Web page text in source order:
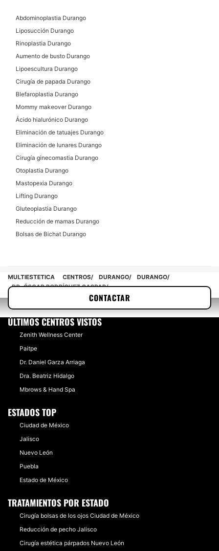
Abdominoplastia Durango
Liposucción Durango
Rinoplastia Durango
Aumento de busto Durango
Lipoescultura Durango
Cirugía de papada Durango
Blefaroplastia Durango
Mommy makeover Durango
Ácido hialurónico Durango
Eliminación de tatuajes Durango
Eliminación de lunares Durango
Cirugía ginecomastia Durango
Otoplastia Durango
Mastopexia Durango
Lifting Durango
Gluteoplastia Durango
Reducción de mamas Durango
Bolsas de Bichat Durango
CONTACTAR
MULTIESTETICA CENTROS DURANGO
DURANGO
DR. ÓSCAR RODRÍGUEZ GASPAR
ÚLTIMOS CENTROS VISTOS
Zenith Wellness Center
Paitpe
Dr. Daniel Garza Arriaga
Dra. Beatriz Hidalgo
Mbrows & Hand Spa
ESTADOS TOP
Ciudad de México
Jalisco
Nuevo León
Puebla
Estado de México
TRATAMIENTOS POR ESTADO
Cirugía bolsas de los ojos Ciudad de México
Reducción de pecho Jalisco
Cirugía estética párpados Nuevo León